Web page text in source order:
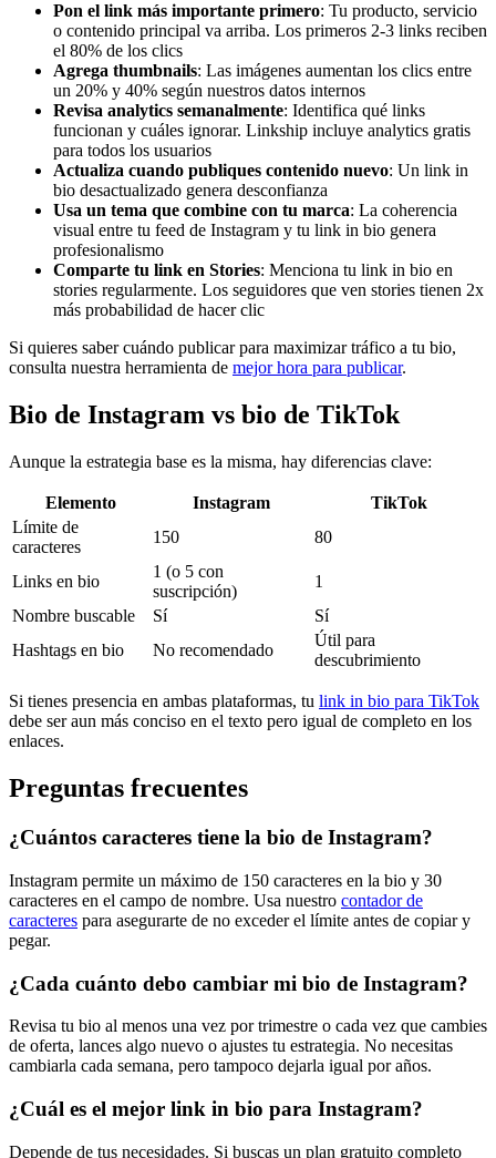
Pon el link más importante primero: Tu producto, servicio
o contenido principal va arriba. Los primeros 2-3 links reciben
el 80% de los clics
Agrega thumbnails: Las imágenes aumentan los clics entre
un 20% y 40% según nuestros datos internos
Revisa analytics semanalmente: Identifica qué links
funcionan y cuáles ignorar. Linkship incluye analytics gratis
para todos los usuarios
Actualiza cuando publiques contenido nuevo: Un link in
bio desactualizado genera desconfianza
Usa un tema que combine con tu marca: La coherencia
visual entre tu feed de Instagram y tu link in bio genera
profesionalismo
Comparte tu link en Stories: Menciona tu link in bio en
stories regularmente. Los seguidores que ven stories tienen 2x
más probabilidad de hacer clic
Si quieres saber cuándo publicar para maximizar tráfico a tu bio,
consulta nuestra herramienta de mejor hora para publicar.
Bio de Instagram vs bio de TikTok
Aunque la estrategia base es la misma, hay diferencias clave:
Elemento Instagram
TikTok
Límite de
caracteres
150 80
Links en bio
1 (o 5 con
suscripción)
1
Nombre buscable
Sí
Sí
Hashtags en bio
No recomendado
Útil para
descubrimiento
Si tienes presencia en ambas plataformas, tu link in bio para TikTok
debe ser aun más conciso en el texto pero igual de completo en los
enlaces.
Preguntas frecuentes
¿Cuántos caracteres tiene la bio de Instagram?
Instagram permite un máximo de 150 caracteres en la bio y 30
caracteres en el campo de nombre. Usa nuestro contador de
caracteres para asegurarte de no exceder el límite antes de copiar y
pegar.
¿Cada cuánto debo cambiar mi bio de Instagram?
Revisa tu bio al menos una vez por trimestre o cada vez que cambies
de oferta, lances algo nuevo o ajustes tu estrategia. No necesitas
cambiarla cada semana, pero tampoco dejarla igual por años.
¿Cuál es el mejor link in bio para Instagram?
Depende de tus necesidades. Si buscas un plan gratuito completo